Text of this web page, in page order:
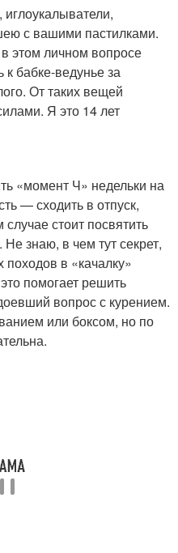
с вашими пастилками.
этом личном вопросе
к бабке-ведунье за
От таких вещей
Я это 14 лет
«момент Ч» недельки на
— сходить в отпуск,
стоит посвятить
знаю, в чем тут секрет,
в «качалку»
помогает решить
вопрос с курением.
или боксом, но по